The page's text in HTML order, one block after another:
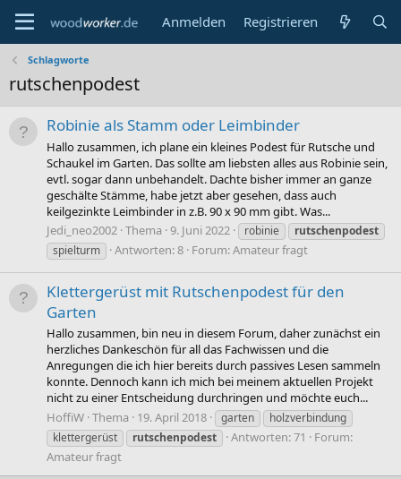
Anmelden Registrieren
Schlagworte
rutschenpodest
Robinie als Stamm oder Leimbinder
Hallo zusammen, ich plane ein kleines Podest für Rutsche und
Schaukel im Garten. Das sollte am liebsten alles aus Robinie sein,
evtl. sogar dann unbehandelt. Dachte bisher immer an ganze
geschälte Stämme, habe jetzt aber gesehen, dass auch
keilgezinkte Leimbinder in z.B. 90 x 90 mm gibt. Was...
Jedi_neo2002 Thema 9. Juni 2022 robinie
rutschenpodest
spielturm
Antworten: 8 Forum:Amateur fragt
Klettergerüst mit Rutschenpodest für den
Garten
Hallo zusammen, bin neu in diesem Forum, daher zunächst ein
herzliches Dankeschön für all das Fachwissen und die
Anregungen die ich hier bereits durch passives Lesen sammeln
konnte. Dennoch kann ich mich bei meinem aktuellen Projekt
nicht zu einer Entscheidung durchringen und möchte euch...
HoffiW Thema 19. April 2018 garten
holzverbindung
klettergerüst
rutschenpodest Antworten: 71
Forum:
Amateur fragt